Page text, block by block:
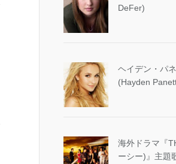
DeFer)
ヘイデン・パ
(Hayden
海外ドラマ『
ーシー)』主題